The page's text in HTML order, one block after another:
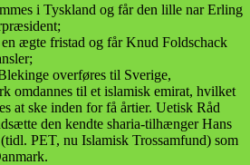
i Tyskland og får den lille nar Erling
ægte fristad og får Knud Foldschack
overføres til Sverige,
omdannes til et islamisk emirat, hvilket
at ske inden for få årtier. Uetisk Råd
den kendte sharia-tilhænger Hans
PET, nu Islamisk Trossamfund) som